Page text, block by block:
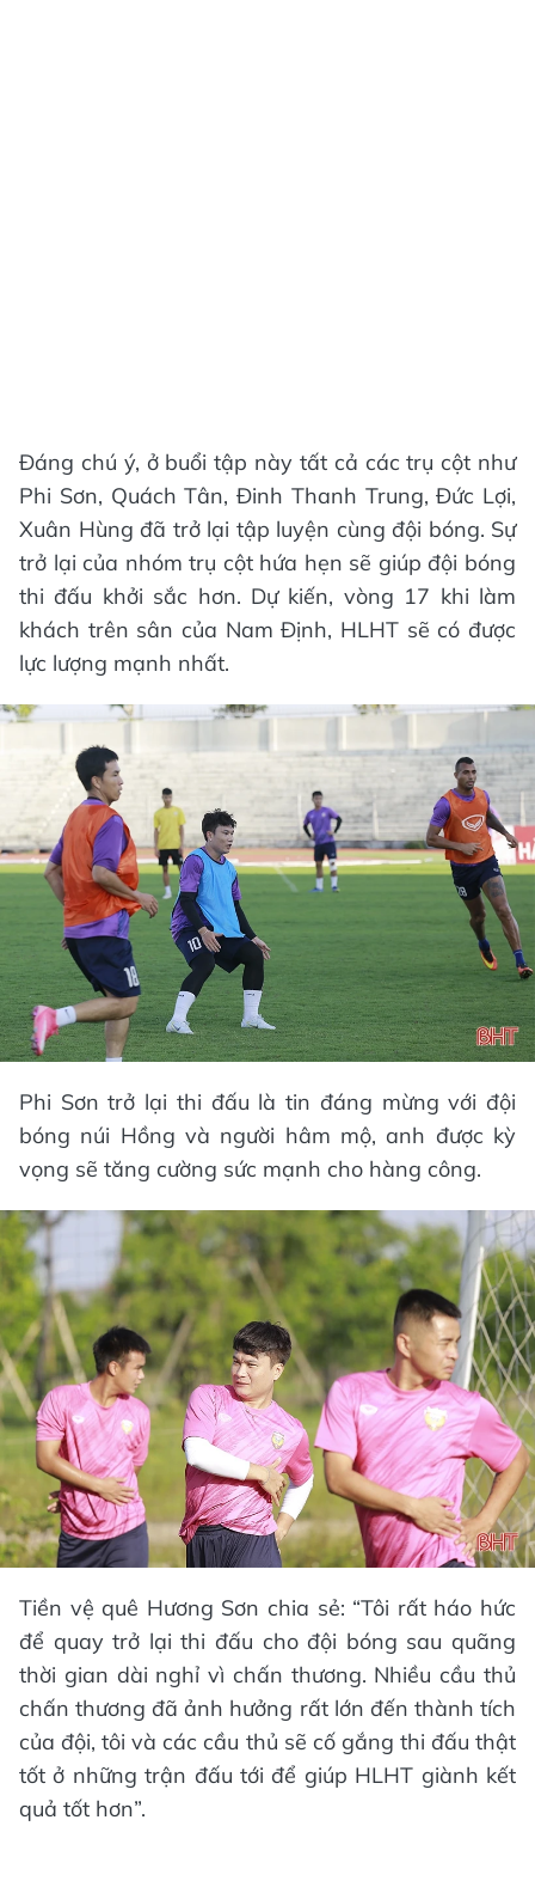
Đáng chú ý, ở buổi tập này tất cả các trụ cột như
Phi Sơn, Quách Tân, Đinh Thanh Trung, Đức Lợi,
Xuân Hùng đã trở lại tập luyện cùng đội bóng. Sự
trở lại của nhóm trụ cột hứa hẹn sẽ giúp đội bóng
thi đấu khởi sắc hơn. Dự kiến, vòng 17 khi làm
khách trên sân của Nam Định, HLHT sẽ có được
lực lượng mạnh nhất.
Phi Sơn trở lại thi đấu là tin đáng mừng với đội
bóng núi Hồng và người hâm mộ, anh được kỳ
vọng sẽ tăng cường sức mạnh cho hàng công.
Tiền vệ quê Hương Sơn chia sẻ: “Tôi rất háo hức
để quay trở lại thi đấu cho đội bóng sau quãng
thời gian dài nghỉ vì chấn thương. Nhiều cầu thủ
chấn thương đã ảnh hưởng rất lớn đến thành tích
của đội, tôi và các cầu thủ sẽ cố gắng thi đấu thật
tốt ở những trận đấu tới để giúp HLHT giành kết
quả tốt hơn”.